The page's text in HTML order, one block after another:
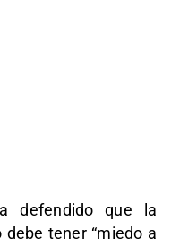
defendido que la
tener “miedo a